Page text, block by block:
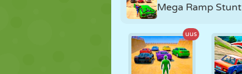
Mega Ramp Stunt
uus